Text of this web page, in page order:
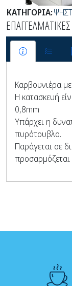
ΚΑΤΗΓΟΡΙΑ:
Καρβουνιέρα
Η κατασκευή
0,8mm
Υπάρχει η
πυρότουβλο.
Παράγεται σε
προσαρμόζεται